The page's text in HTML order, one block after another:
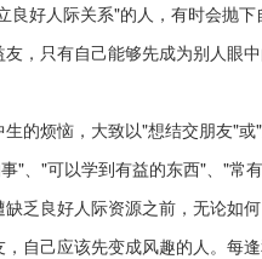
好人际关系"的人，有时会抛下
只有自己能够先成为别人眼
烦恼，大致以"想结交朋友"或
"、"可以学到有益的东西"、"常
良好人际资源之前，无论如何
己应该先变成风趣的人。每